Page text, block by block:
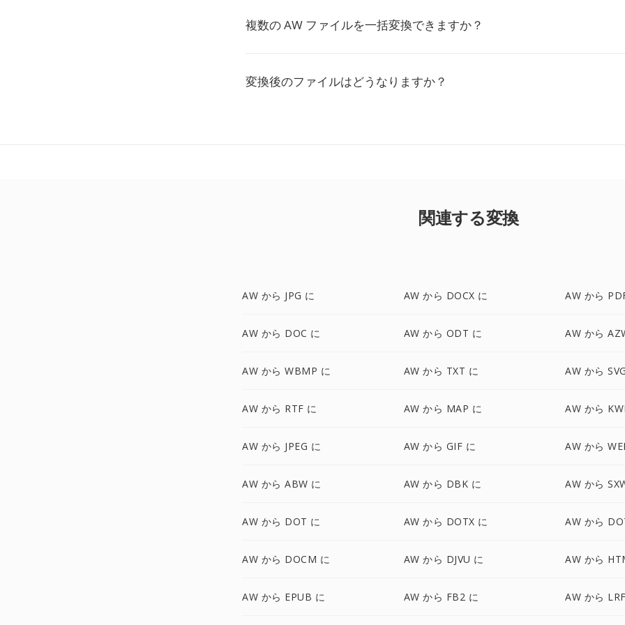
複数の AW ファイルを一括変換できますか？
変換後のファイルはどうなりますか？
関連する変換
AW から JPG に AW から DOCX に AW から
AW から DOC に AW から ODT に AW から
AW から WBMP に AW から TXT に AW から
AW から RTF に AW から MAP に AW から
AW から JPEG に AW から GIF に AW から
AW から ABW に AW から DBK に AW から
AW から DOT に AW から DOTX に AW から
AW から DOCM に AW から DJVU に AW から
AW から EPUB に AW から FB2 に AW から